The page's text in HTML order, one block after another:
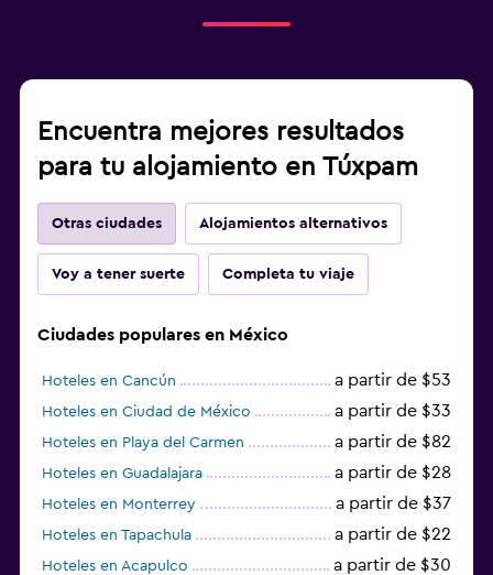
Encuentra mejores resultados
para tu alojamiento en Túxpam
Otras ciudades Alojamientos alternativos
Voy a tener suerte Completa tu viaje
Ciudades populares en México
Hoteles en Cancún a partir de $53
Hoteles en Ciudad de México a partir de $33
Hoteles en Playa del Carmen a partir de $82
Hoteles en Guadalajara a partir de $28
Hoteles en Monterrey a partir de $37
Hoteles en Tapachula a partir de $22
Hoteles en Acapulco a partir de $30